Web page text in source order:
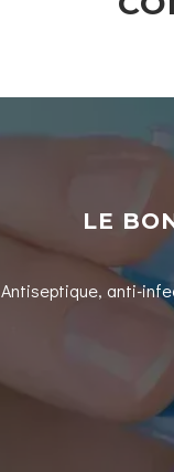
LE
Antiseptique, anti-